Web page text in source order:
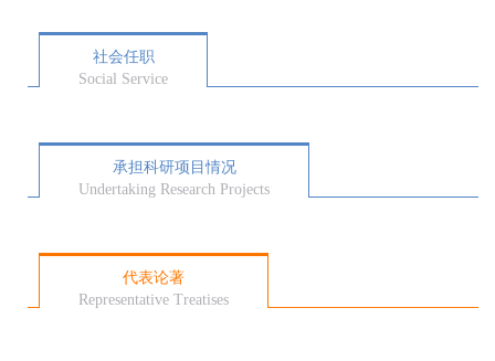
社会任职
Social Service
承担科研项目情况
Undertaking Research Projects
代表论著
Representative Treatises